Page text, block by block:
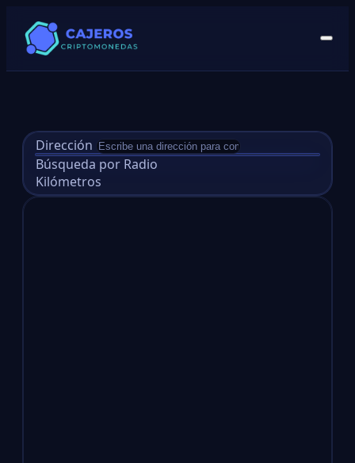
Dirección
Búsqueda por Radio
Kilómetros